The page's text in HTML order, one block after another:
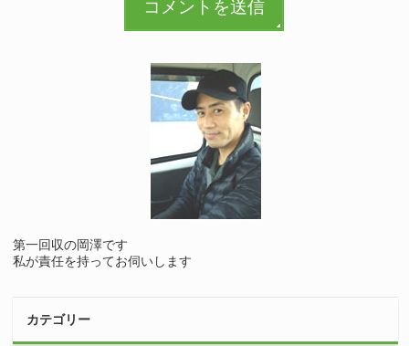
第一回収の岡澤です
私が責任を持ってお伺いします
カテゴリー